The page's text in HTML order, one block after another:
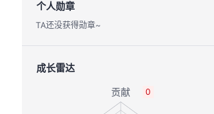
个人勋章
TA还没获得勋章~
成长雷达
0